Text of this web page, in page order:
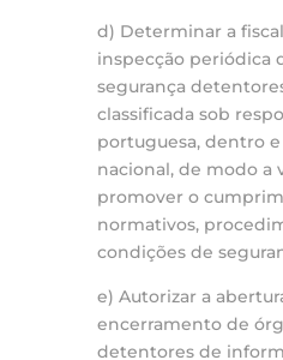
d) Determinar a
inspecção periódica
segurança
classificada sob
portuguesa, dentro
nacional, de modo a
promover o
normativos,
condições de
e) Autorizar a
encerramento de
detentores de